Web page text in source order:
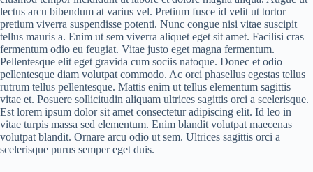
lectus arcu bibendum at varius vel. Pretium fusce id velit ut tortor
pretium viverra suspendisse potenti. Nunc congue nisi vitae suscipit
tellus mauris a. Enim ut sem viverra aliquet eget sit amet. Facilisi cras
fermentum odio eu feugiat. Vitae justo eget magna fermentum.
Pellentesque elit eget gravida cum sociis natoque. Donec et odio
pellentesque diam volutpat commodo. Ac orci phasellus egestas tellus
rutrum tellus pellentesque. Mattis enim ut tellus elementum sagittis
vitae et. Posuere sollicitudin aliquam ultrices sagittis orci a scelerisque.
Est lorem ipsum dolor sit amet consectetur adipiscing elit. Id leo in
vitae turpis massa sed elementum. Enim blandit volutpat maecenas
volutpat blandit. Ornare arcu odio ut sem. Ultrices sagittis orci a
scelerisque purus semper eget duis.